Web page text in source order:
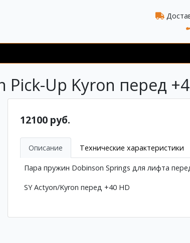
Pick-Up Kyron перед
12100 руб.
Описание Технические характеристики
Пара пружин Dobinson Springs для лифта
SY Actyon/Kyron перед +40 HD